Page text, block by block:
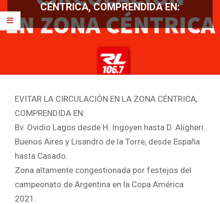
CÉNTRICA, COMPRENDIDA EN:
EVITAR LA CIRCULACIÓN EN LA ZONA CÉNTRICA,
COMPRENDIDA EN:
Bv. Ovidio Lagos desde H. Irigoyen hasta D. Aligheri.
Buenos Aires y Lisandro de la Torre, desde España
hasta Casado.
Zona altamente congestionada por festejos del
campeonato de Argentina en la Copa América
2021.